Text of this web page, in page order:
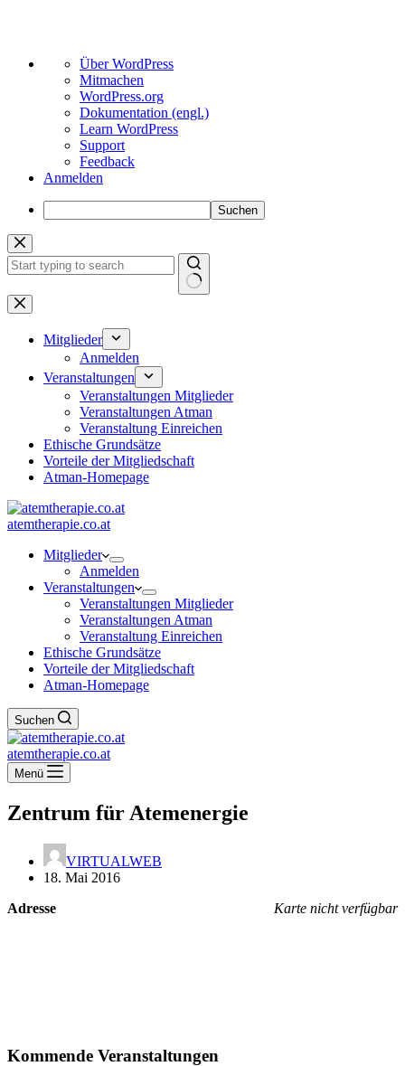
Über
WordPress
Über WordPress
Mitmachen
WordPress.org
Dokumentation (engl.)
Learn WordPress
Support
Feedback
Anmelden
Suchen
Zum
Inhalt
springen
Keine
Ergebnisse
Mitglieder
Anmelden
Veranstaltungen
Veranstaltungen Mitglieder
Veranstaltungen Atman
Veranstaltung Einreichen
Ethische Grundsätze
Vorteile der Mitgliedschaft
Atman-Homepage
atemtherapie.co.at
Mitglieder
Anmelden
Veranstaltungen
Veranstaltungen Mitglieder
Veranstaltungen Atman
Veranstaltung Einreichen
Ethische Grundsätze
Vorteile der Mitgliedschaft
Atman-Homepage
Suchen
atemtherapie.co.at
Menü
Zentrum für Atemenergie
VIRTUALWEB
18. Mai 2016
Karte nicht verfügbar
Adresse
Kommende Veranstaltungen